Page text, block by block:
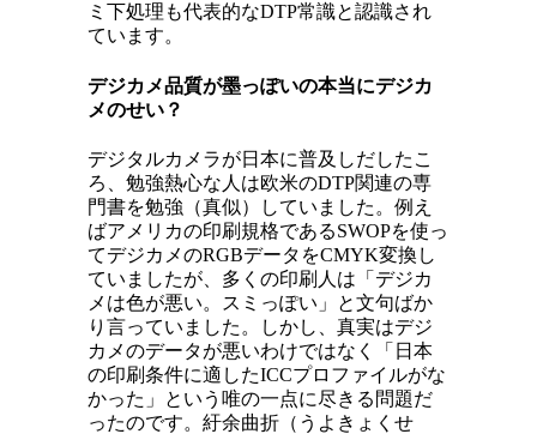
ミ下処理も代表的なDTP常識と認識され
ています。
デジカメ品質が墨っぽいの本当にデジカ
メのせい？
デジタルカメラが日本に普及しだしたこ
ろ、勉強熱心な人は欧米のDTP関連の専
門書を勉強（真似）していました。例え
ばアメリカの印刷規格であるSWOPを使っ
てデジカメのRGBデータをCMYK変換し
ていましたが、多くの印刷人は「デジカ
メは色が悪い。スミっぽい」と文句ばか
り言っていました。しかし、真実はデジ
カメのデータが悪いわけではなく「日本
の印刷条件に適したICCプロファイルがな
かった」という唯の一点に尽きる問題だ
ったのです。紆余曲折（うよきょくせ